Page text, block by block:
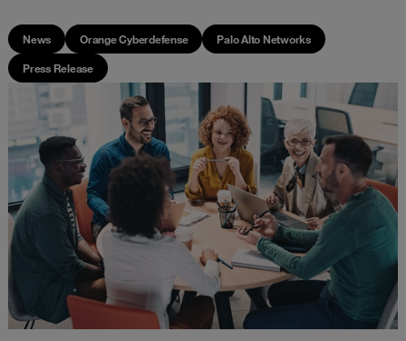
News Orange Cyberdefense
Palo Alto Networks
Press Release